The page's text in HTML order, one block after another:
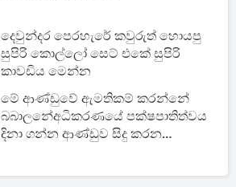
දෙවුන්දර පෙරහැරේ කවුරුත් හොයපු
සුපිරි කොල්ලෝ සෙට් එකේ සුපිරි
කාවඩිය මෙන්න
මේ ආණ්ඩුවේ ඇමතිකම් කරන්නේ
බබාලනේඅධිකරණයේ පක්ෂපාතිත්වය
දිනා ගන්න ආණ්ඩුව සිදු කරන